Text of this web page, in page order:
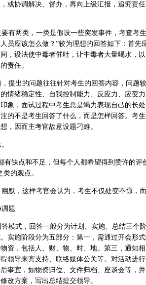
或协调解决、督办，再向上级汇报，追究责
有两类，一类是假设一些突发事件，考查考
员应该怎么做？”较为理想的回答如下：首
，设法使中毒者催吐，让中毒者大量喝水，
责任。
提出的问题往往针对考生的回答内容，问题
情绪稳定性、自我控制能力、反应力、应变
象，面试过程中考生总是竭力表现自己的长
的不是考生回答了什么，而是怎样回答。考
，因而主考官故意设题刁难。
缺点和不足，但每个人都希望得到赞许的
的观点。
默，这样考官会认为，考生不仅处变不惊，
题
模式，回答一般分为计划、实施、总结三个
实施阶段分为五部分：第一，需通过开会形
资，包括人、财、物、时、地。第三，通知
领导来宾支持、联络媒体公关等。对活动进
事宜，如物资归位、文件归档、座谈会等，
改方案，写出总结提交领导。